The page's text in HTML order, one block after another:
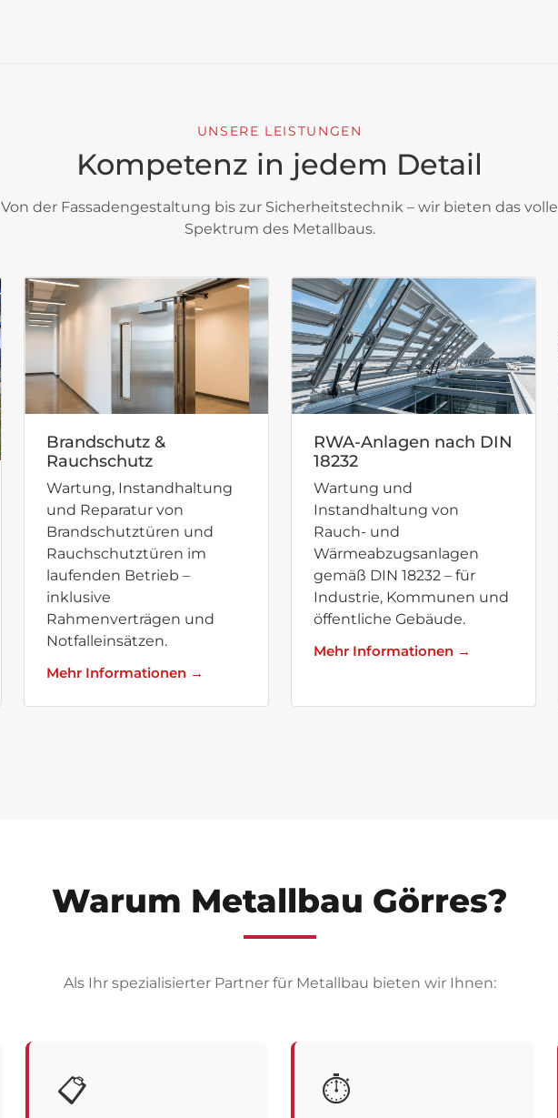
UNSERE LEISTUNGEN
Kompetenz in jedem Detail
Von der Fassadengestaltung bis zur Sicherheitstechnik – wir bieten das volle
Spektrum des Metallbaus.
Brandschutz &
Rauchschutz
Wartung, Instandhaltung
und Reparatur von
Brandschutztüren und
Rauchschutztüren im
laufenden Betrieb –
inklusive
Rahmenverträgen und
Notfalleinsätzen.
Mehr Informationen →
RWA-Anlagen nach DIN
18232
Wartung und
Instandhaltung von
Rauch- und
Wärmeabzugsanlagen
gemäß DIN 18232 – für
Industrie, Kommunen und
öffentliche Gebäude.
Mehr Informationen →
Warum Metallbau Görres?
Als Ihr spezialisierter Partner für Metallbau bieten wir Ihnen:
📋 ⏱️